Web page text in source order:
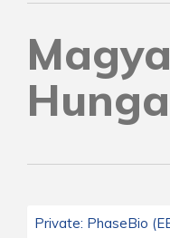
Private: PhaseBio